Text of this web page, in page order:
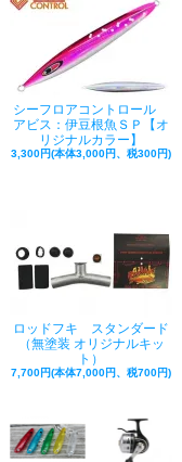
シーフロアコントロール
アビス：伊豆根魚ＳＰ【オ
リジナルカラー】
3,300円(本体3,000円、税300円)
ロッドフキ スタンダード
（無塗装 オリジナルキッ
ト）
7,700円(本体7,000円、税700円)